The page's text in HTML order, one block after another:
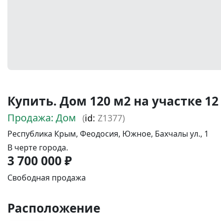
Купить. Дом 120 м2 на участке 12
Продажа: Дом (id: Z1377)
Республика Крым, Феодосия, Южное, Бахчалы ул., 1
В черте города.
3 700 000 ₽
Свободная продажа
Расположение